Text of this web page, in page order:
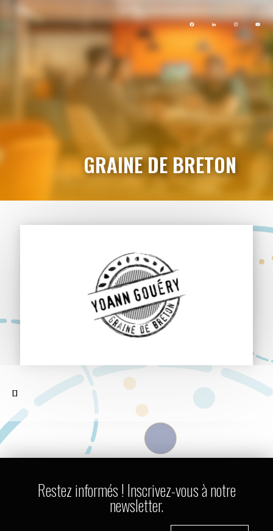
GRAINE DE BRETON
[]
Restez informés ! Inscrivez-vous à notre
newsletter.